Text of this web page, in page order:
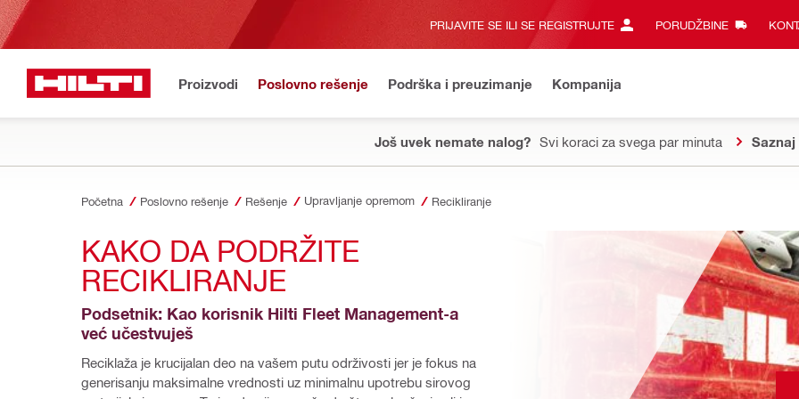
PRIJAVITE SE ILI SE REGISTRUJTE PORUDŽBINE
Proizvodi Poslovno rešenje Podrška i preuzimanje Kompanija
Još uvek nemate nalog? Svi koraci za svega par minuta Saznaj
Početna Poslovno rešenje Rešenje Upravljanje opremom Recikliranje
KAKO DA PODRŽITE
RECIKLIRANJE
Podsetnik: Kao korisnik Hilti Fleet Management-a
već učestvuješ
Reciklaža je krucijalan deo na vašem putu održivosti jer je fokus na
generisanju maksimalne vrednosti uz minimalnu upotrebu sirovog